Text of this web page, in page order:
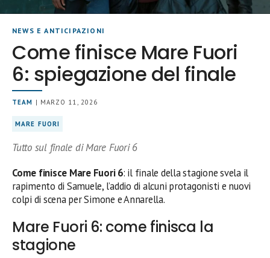
NEWS E ANTICIPAZIONI
Come finisce Mare Fuori
6: spiegazione del finale
TEAM | MARZO 11, 2026
MARE FUORI
Tutto sul finale di Mare Fuori 6
Come finisce Mare Fuori 6: il finale della stagione svela il
rapimento di Samuele, l’addio di alcuni protagonisti e nuovi
colpi di scena per Simone e Annarella.
Mare Fuori 6: come finisca la
stagione